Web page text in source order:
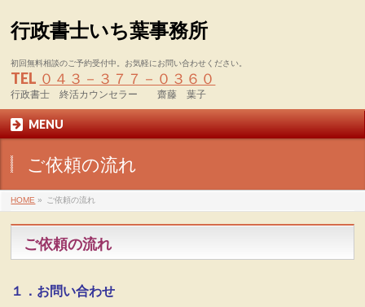
行政書士いち葉事務所
初回無料相談のご予約受付中。お気軽にお問い合わせください。
TEL ０４３－３７７－０３６０
行政書士 終活カウンセラー 齋藤 葉子
MENU
ご依頼の流れ
HOME » ご依頼の流れ
ご依頼の流れ
１．お問い合わせ